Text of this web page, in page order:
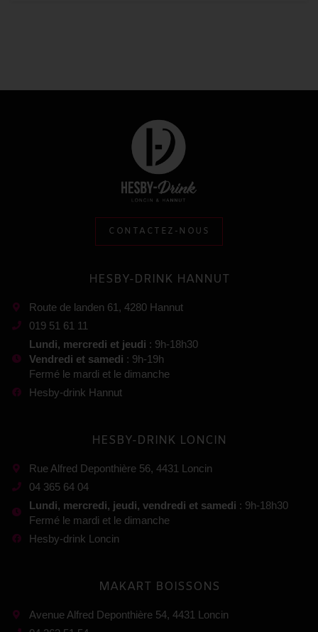
CONTACTEZ-NOUS
HESBY-DRINK HANNUT
Route de landen 61, 4280 Hannut
019 51 61 11
Lundi, mercredi et jeudi : 9h-18h30
Vendredi et samedi : 9h-19h
Fermé le mardi et le dimanche
Hesby-drink Hannut
HESBY-DRINK LONCIN
Rue Alfred Deponthière 56, 4431 Loncin
04 365 64 04
Lundi, mercredi, jeudi, vendredi et samedi : 9h-18h30
Fermé le mardi et le dimanche
Hesby-drink Loncin
MAKART BOISSONS
Avenue Alfred Deponthière 54, 4431 Loncin